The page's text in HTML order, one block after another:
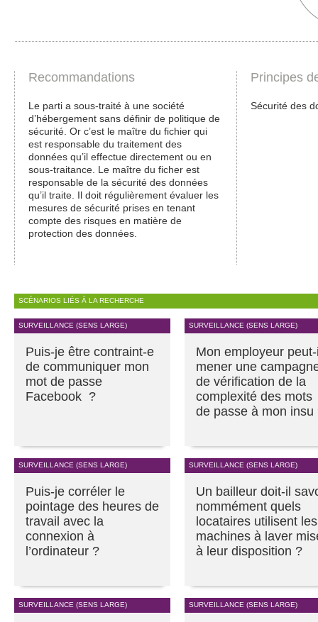
Recommandations
Le parti a sous-traité à une société
d’hébergement sans définir de politique de
sécurité. Or c’est le maître du fichier qui
est responsable du traitement des
données qu’il effectue directement ou en
sous-traitance. Le maître du ficher est
responsable de la sécurité des données
qu’il traite. Il doit régulièrement évaluer les
mesures de sécurité prises en tenant
compte des risques en matière de
protection des données.
Principes
Sécurité des
SCÉNARIOS LIÉS À LA RECHERCHE
SURVEILLANCE (SENS LARGE)
Puis-je être contraint-e
de communiquer mon
mot de passe
Facebook ?
SURVEILLANCE (SENS LARGE)
Mon employeur
mener une
de vérification de la
complexité des mots
de passe à mon insu
SURVEILLANCE (SENS LARGE)
Puis-je corréler le
pointage des heures de
travail avec la
connexion à
l’ordinateur ?
SURVEILLANCE (SENS LARGE)
Un bailleur doit-il
nommément quels
locataires utilisent les
machines à laver
à leur disposition ?
SURVEILLANCE (SENS LARGE) SURVEILLANCE (SENS LARGE)